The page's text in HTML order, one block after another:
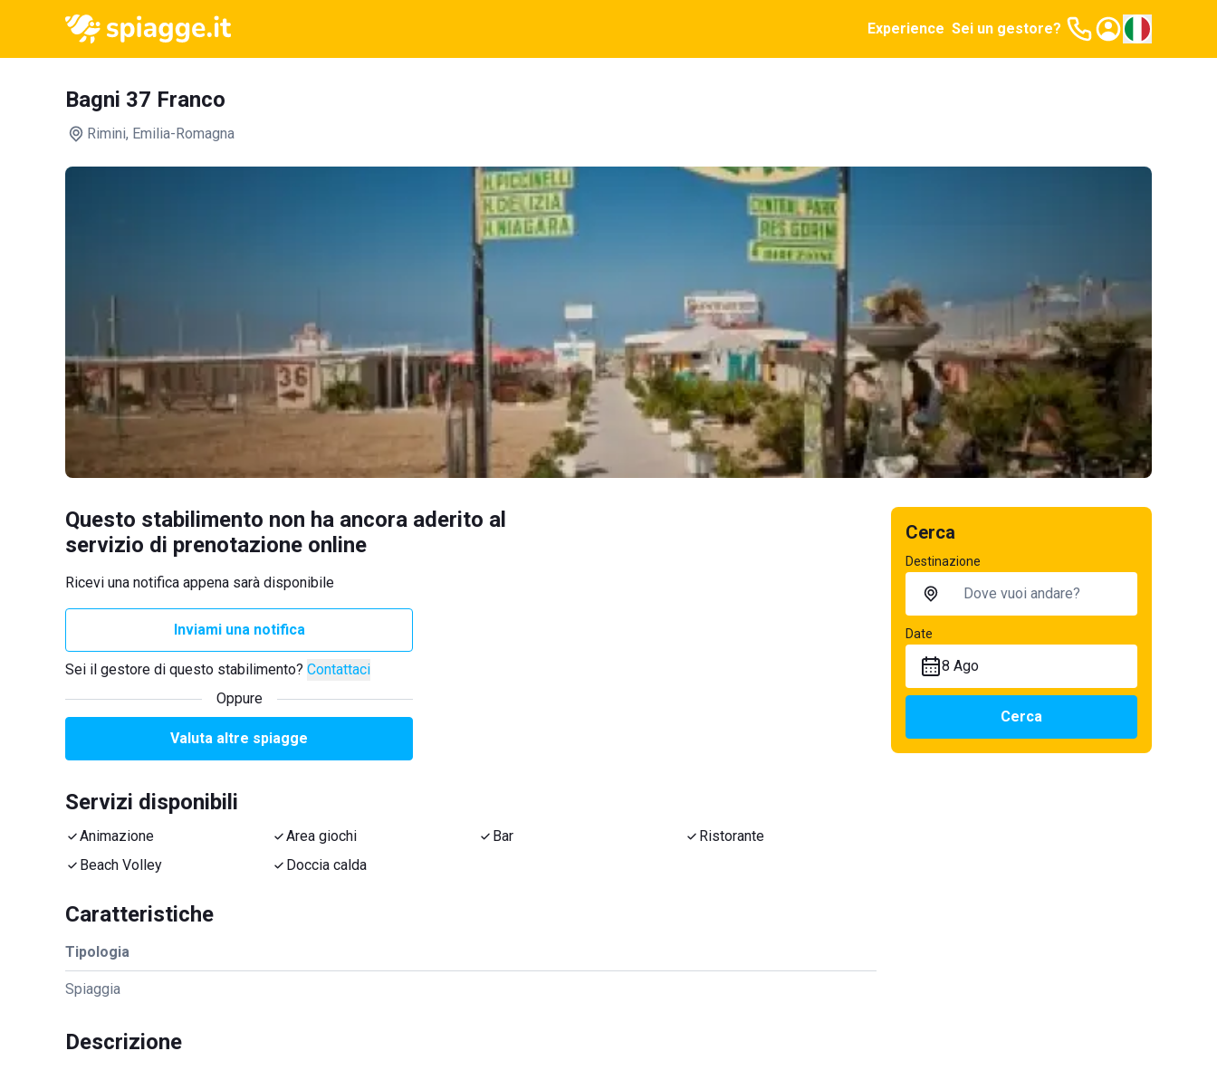
Experience Sei un gestore?
Bagni 37 Franco
Rimini, Emilia-Romagna
Questo stabilimento non ha ancora aderito al
servizio di prenotazione online
Ricevi una notifica appena sarà disponibile
Inviami una notifica
Sei il gestore di questo stabilimento? Contattaci
Oppure
Valuta altre spiagge
Servizi disponibili
Animazione Area giochi Bar
Ristorante
Beach Volley
Doccia calda
Caratteristiche
Tipologia
Spiaggia
Descrizione
Cerca
Destinazione
Date
8 Ago
Cerca